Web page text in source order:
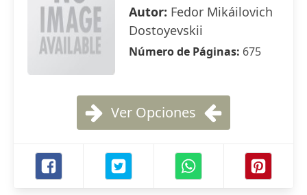
Autor: Fedor Mikáilovich
Dostoyevskii
Número de Páginas: 675
Ver Opciones